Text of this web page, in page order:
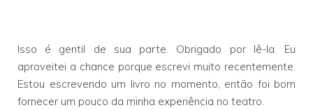
Isso é gentil de sua parte. Obrigado por lê-la. Eu
aproveitei a chance porque escrevi muito recentemente.
Estou escrevendo um livro no momento, então foi bom
fornecer um pouco da minha experiência no teatro.